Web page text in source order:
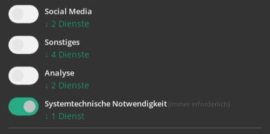
Bitte akzeptieren Sie
die Seite neu
Social Media
↓ 2 Dienste
Sonstiges
↓ 4 Dienste
Analyse
↓ 2 Dienste
Systemtechnische Notwendigkeit (immer erforderlich)
↓ 1 Dienst